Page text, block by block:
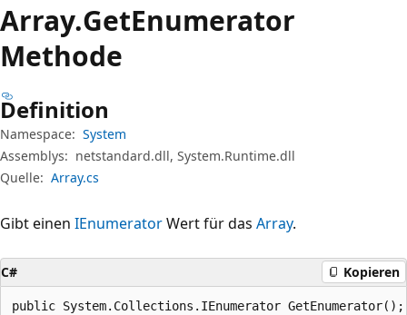
Array.GetEnumerator
Methode
Definition
Namespace: System
Assemblys: netstandard.dll, System.Runtime.dll
Quelle: Array.cs
Gibt einen IEnumeratorWert für das Array.
C# Kopieren
public System.Collections.IEnumerator GetEnumerator();